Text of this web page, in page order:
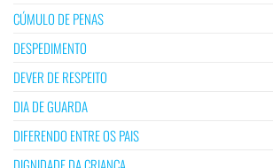
CÚMULO DE PENAS
DESPEDIMENTO
DEVER DE RESPEITO
DIA DE GUARDA
DIFERENDO ENTRE OS PAIS